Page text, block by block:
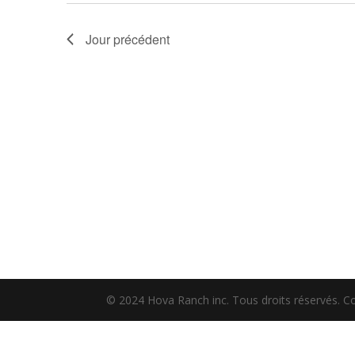
Jour précédent
© 2024 Hova Ranch inc. Tous droits réservés.